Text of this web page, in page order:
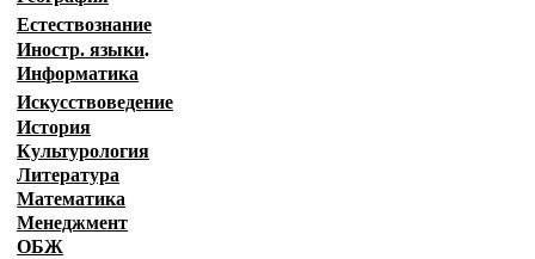
Естествознание
Иностр. языки.
Информатика
Искусствоведение
История
Культурология
Литература
Математика
Менеджмент
ОБЖ